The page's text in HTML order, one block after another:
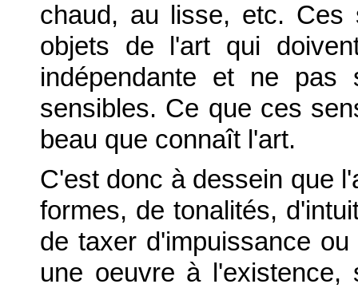
chaud, au lisse, etc.
objets de l'art qui
indépendante et ne
sensibles. Ce que ces
beau que connaît l'art.
C'est donc à dessein que
formes, de tonalités,
de taxer d'impuissance
une oeuvre à